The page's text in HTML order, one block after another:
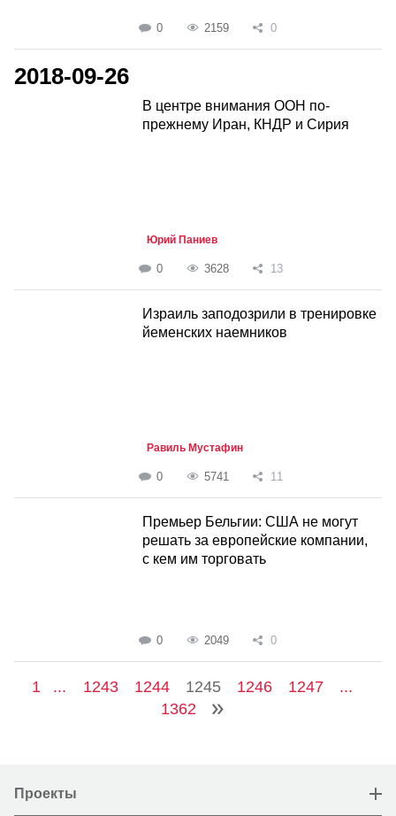
0 2159 0
2018-09-26
В центре внимания ООН по-
прежнему Иран, КНДР и Сирия
Юрий Паниев
0 3628 13
Израиль заподозрили в тренировке
йеменских наемников
Равиль Мустафин
0 5741 11
Премьер Бельгии: США не могут
решать за европейские компании,
с кем им торговать
0 2049 0
1 ... 1243 1244 1245 1246 1247
...
1362
Проекты